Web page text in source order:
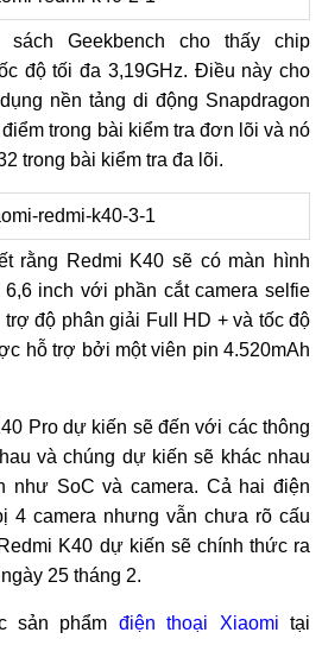
Geekbench cho thấy chip
độ tối đa 3,19GHz. Điều này cho
nền tảng di động Snapdragon
trong bài kiểm tra đơn lõi và nó
trong bài kiểm tra đa lõi.
rằng Redmi K40 sẽ có màn hình
6,6 inch với phần cắt camera selfie
độ phân giải Full HD + và tốc độ
hỗ trợ bởi một viên pin 4.520mAh
Pro dự kiến ​​sẽ đến với các thông
và chúng dự kiến ​​sẽ khác nhau
như SoC và camera. Cả hai điện
4 camera nhưng vẫn chưa rõ cấu
K40 dự kiến ​​sẽ chính thức ra
25 tháng 2.
sản phẩm điện thoại Xiaomi tại